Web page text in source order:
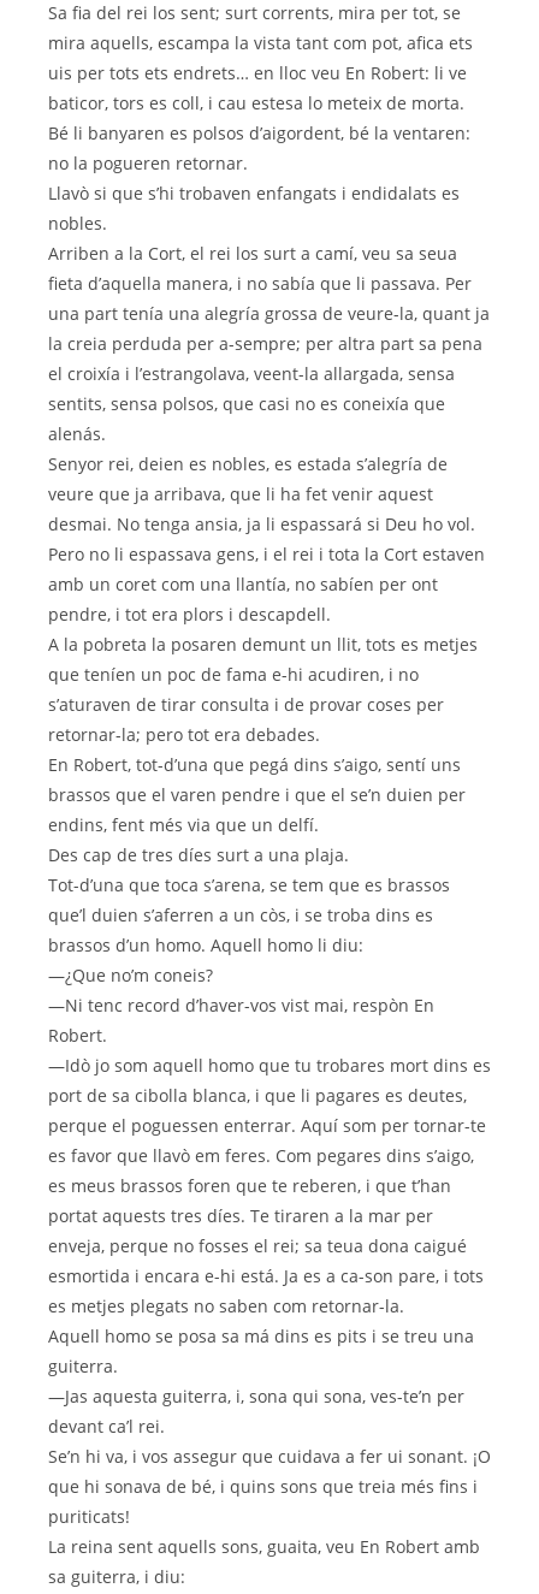
Sa fia del rei los sent; surt corrents, mira per tot, se
mira aquells, escampa la vista tant com pot, afica ets
uis per tots ets endrets… en lloc veu En Robert: li ve
baticor, tors es coll, i cau estesa lo meteix de morta.
Bé li banyaren es polsos d’aigordent, bé la ventaren:
no la pogueren retornar.
Llavò si que s’hi trobaven enfangats i endidalats es
nobles.
Arriben a la Cort, el rei los surt a camí, veu sa seua
fieta d’aquella manera, i no sabía que li passava. Per
una part tenía una alegría grossa de veure-la, quant ja
la creia perduda per a-sempre; per altra part sa pena
el croixía i l’estrangolava, veent-la allargada, sensa
sentits, sensa polsos, que casi no es coneixía que
alenás.
Senyor rei, deien es nobles, es estada s’alegría de
veure que ja arribava, que li ha fet venir aquest
desmai. No tenga ansia, ja li espassará si Deu ho vol.
Pero no li espassava gens, i el rei i tota la Cort estaven
amb un coret com una llantía, no sabíen per ont
pendre, i tot era plors i descapdell.
A la pobreta la posaren demunt un llit, tots es metjes
que teníen un poc de fama e-hi acudiren, i no
s’aturaven de tirar consulta i de provar coses per
retornar-la; pero tot era debades.
En Robert, tot-d’una que pegá dins s’aigo, sentí uns
brassos que el varen pendre i que el se’n duien per
endins, fent més via que un delfí.
Des cap de tres díes surt a una plaja.
Tot-d’una que toca s’arena, se tem que es brassos
que’l duien s’aferren a un còs, i se troba dins es
brassos d’un homo. Aquell homo li diu:
—¿Que no’m coneis?
—Ni tenc record d’haver-vos vist mai, respòn En
Robert.
—Idò jo som aquell homo que tu trobares mort dins es
port de sa cibolla blanca, i que li pagares es deutes,
perque el poguessen enterrar. Aquí som per tornar-te
es favor que llavò em feres. Com pegares dins s’aigo,
es meus brassos foren que te reberen, i que t’han
portat aquests tres díes. Te tiraren a la mar per
enveja, perque no fosses el rei; sa teua dona caigué
esmortida i encara e-hi está. Ja es a ca-son pare, i tots
es metjes plegats no saben com retornar-la.
Aquell homo se posa sa má dins es pits i se treu una
guiterra.
—Jas aquesta guiterra, i, sona qui sona, ves-te’n per
devant ca’l rei.
Se’n hi va, i vos assegur que cuidava a fer ui sonant. ¡O
que hi sonava de bé, i quins sons que treia més fins i
puriticats!
La reina sent aquells sons, guaita, veu En Robert amb
sa guiterra, i diu: